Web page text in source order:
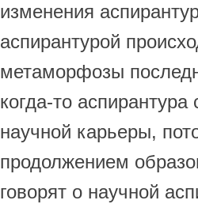
изменения
аспирантурой
метаморфозы
когда-то
научной карьеры,
продолжением
говорят о научной